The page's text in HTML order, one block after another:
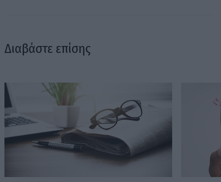
Διαβάστε επίσης